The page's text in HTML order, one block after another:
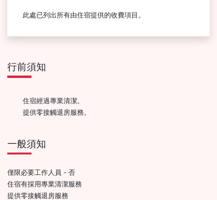
此處已列出所有由住宿提供的收費項目。
行前須知
住宿經過專業清潔。
提供零接觸退房服務。
一般須知
僅限必要工作人員 - 否
住宿有採用專業清潔服務
提供零接觸退房服務